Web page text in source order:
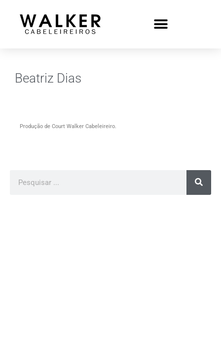
Beatriz Dias
Produção de Court Walker Cabeleireiro.